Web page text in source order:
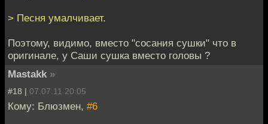
> Песня умалчивает.
Поэтому, видимо, вместо "сосания сушки" что в
оригинале, у Саши сушка вместо головы ?
Mastakk »
#18 | 07.07.11 20:05
Кому: Блюзмен, #6